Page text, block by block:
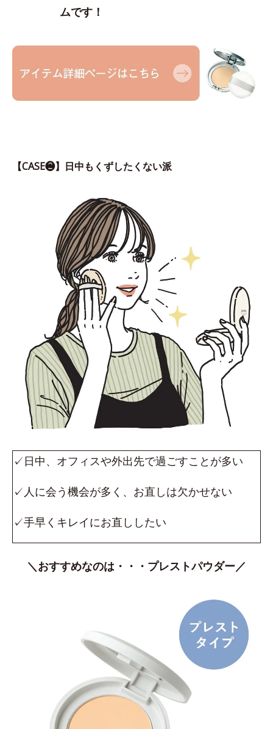
ムです！
【CASE❷】日中もくずしたくない派
✓日中、オフィスや外出先で過ごすことが多い
✓人に会う機会が多く、お直しは欠かせない
✓手早くキレイにお直ししたい
＼おすすめなのは・・・プレストパウダー／